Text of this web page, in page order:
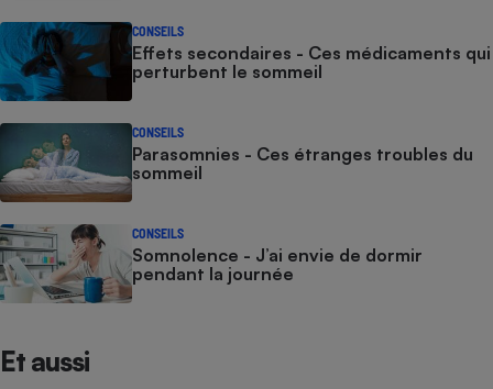
CONSEILS
Effets secondaires - Ces médicaments qui
perturbent le sommeil
CONSEILS
Parasomnies - Ces étranges troubles du
sommeil
CONSEILS
Somnolence - J’ai envie de dormir
pendant la journée
Et aussi